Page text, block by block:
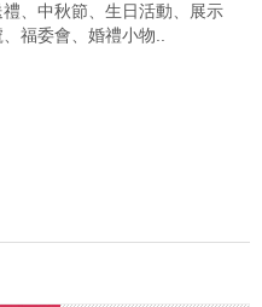
、中秋節、生日活動、展示
福委會、婚禮小物..